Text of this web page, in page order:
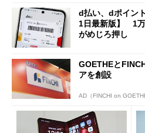
d払い、dポイン
1日最新版】 1
がめじろ押し
GOETHEと
アを創設
AD（FINCHI on